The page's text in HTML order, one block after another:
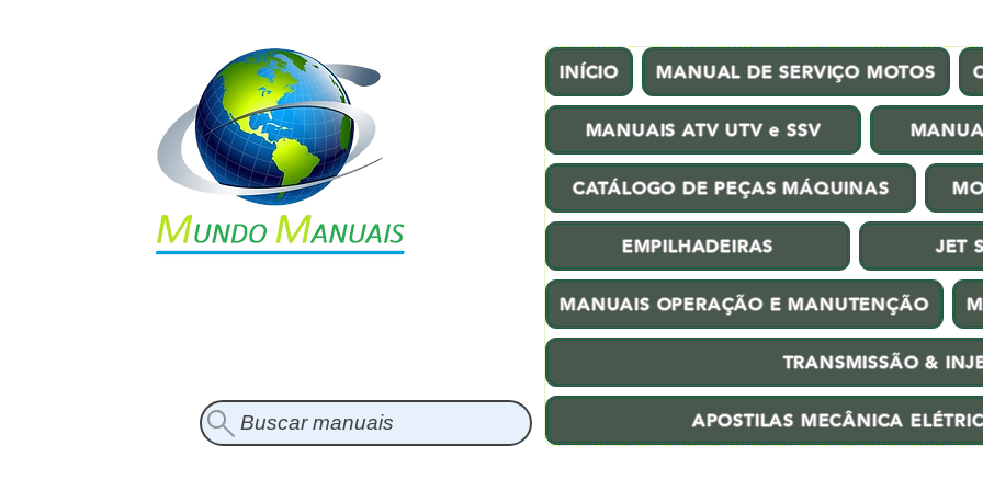
Buscar manuais
INÍCIO MANUAL DE SERVIÇO MOTOS
MANUAIS ATV UTV e SSV
CATÁLOGO DE PEÇAS MÁQUINAS
EMPILHADEIRAS JET
MANUAIS OPERAÇÃO E MANUTENÇÃO
TRANSMISSÃO &
APOSTILAS MECÂNICA